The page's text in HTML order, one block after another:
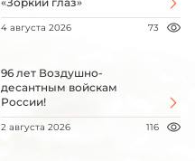
4 августа 2026 73
96 лет Воздушно-
десантным войскам
России!
2 августа 2026 116